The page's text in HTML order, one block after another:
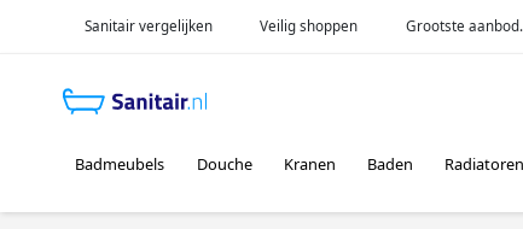
Sanitair vergelijken Veilig shoppen Grootste
Badmeubels Douche Kranen Baden Radiatoren